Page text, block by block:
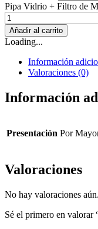
Pipa Vidrio + Filtro de
Añadir al carrito
Loading...
Información
Valoraciones (0)
Información
Presentación Por
Valoraciones
No hay valoraciones aún.
Sé el primero en